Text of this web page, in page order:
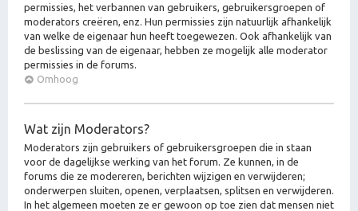
permissies, het verbannen van gebruikers, gebruikersgroepen of
moderators creëren, enz. Hun permissies zijn natuurlijk afhankelijk
van welke de eigenaar hun heeft toegewezen. Ook afhankelijk van
de beslissing van de eigenaar, hebben ze mogelijk alle moderator
permissies in de forums.
Omhoog
Wat zijn Moderators?
Moderators zijn gebruikers of gebruikersgroepen die in staan
voor de dagelijkse werking van het forum. Ze kunnen, in de
forums die ze modereren, berichten wijzigen en verwijderen;
onderwerpen sluiten, openen, verplaatsen, splitsen en verwijderen.
In het algemeen moeten ze er gewoon op toe zien dat mensen niet